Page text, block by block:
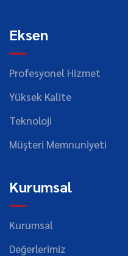
Eksen
Profesyonel Hizmet
Yüksek Kalite
Teknoloji
Müşteri Memnuniyeti
Kurumsal
Kurumsal
Değerlerimiz